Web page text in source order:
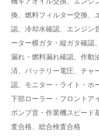
換、燃料フィルター交換、
認、冷却水確認、エンジン
ーター横ガタ・縦ガタ確認
漏れ・燃料漏れ確認、作動
済、バッテリー電圧、チャ
認、モニター・ライト・ホ
下部ローラー・フロントア
ポンプ音・作業機スピード
査合格、総合検査合格